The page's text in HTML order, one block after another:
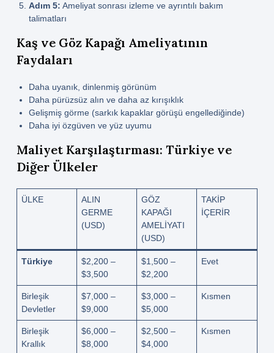
Adım 5: Ameliyat sonrası izleme ve ayrıntılı bakım
talimatları
Kaş ve Göz Kapağı Ameliyatının
Faydaları
Daha uyanık, dinlenmiş görünüm
Daha pürüzsüz alın ve daha az kırışıklık
Gelişmiş görme (sarkık kapaklar görüşü engellediğinde)
Daha iyi özgüven ve yüz uyumu
Maliyet Karşılaştırması: Türkiye ve
Diğer Ülkeler
ÜLKE
ALIN
GERME
(USD)
GÖZ
KAPAĞI
AMELIYATI
(USD)
TAKIP
IÇERIR
Türkiye
$2,200 –
$3,500
$1,500 –
$2,200
Evet
Birleşik
Devletler
$7,000 –
$9,000
$3,000 –
$5,000
Kısmen
Birleşik
Krallık
$6,000 –
$8,000
$2,500 –
$4,000
Kısmen